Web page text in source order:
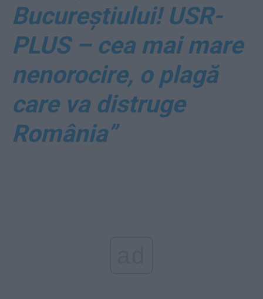
Bucureștiului! USR-
PLUS – cea mai mare
nenorocire, o plagă
care va distruge
România”